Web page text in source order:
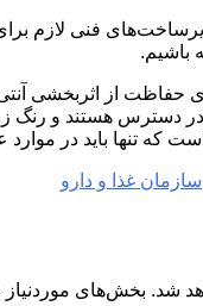
فنی لازم
حفاظت از اثربخشی
دسترس هستند و رنگ
است که تنها باید در
سازمان غذا و دارو
شد. بخش‌های